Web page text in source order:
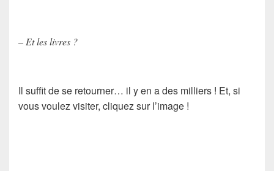
– Et les livres ?
Il suffit de se retourner… il y en a des milliers ! Et, si
vous voulez visiter, cliquez sur l’image !